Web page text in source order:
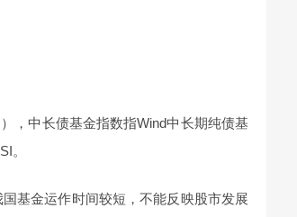
，中长债基金指数指Wind中长期纯债基
。
基金运作时间较短，不能反映股市发展